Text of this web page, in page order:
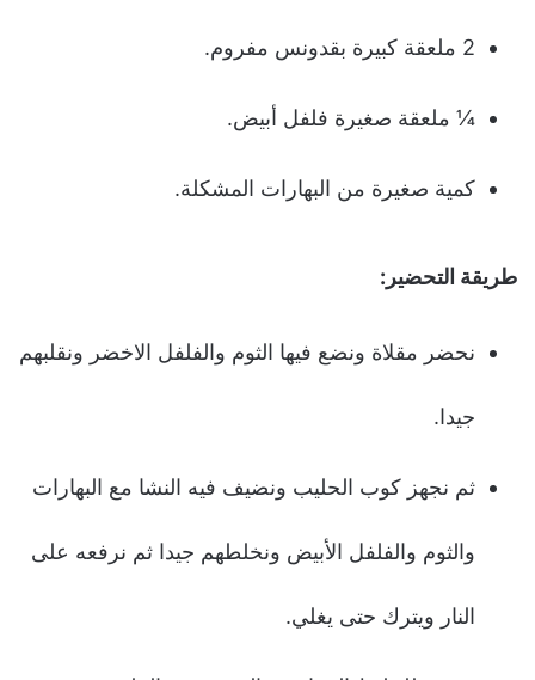
2 ملعقة كبيرة بقدونس مفروم.
¼ ملعقة صغيرة فلفل أبيض.
كمية صغيرة من البهارات المشكلة.
طريقة التحضير :
نحضر مقلاة ونضع فيها الثوم والفلفل الاخضر ونقلبهم
جيدا.
ثم نجهز كوب الحليب ونضيف فيه النشا مع البهارات
والثوم والفلفل الأبيض ونخلطهم جيدا ثم نرفعه على
النار ويترك حتى يغلي.